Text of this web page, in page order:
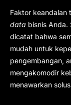
Faktor keandalan
data bisnis Anda.
dicatat bahwa
mudah untuk
pengembangan,
mengakomodir
menawarkan